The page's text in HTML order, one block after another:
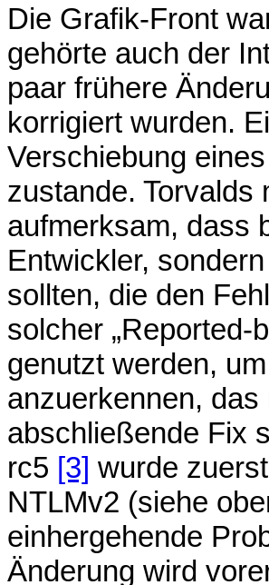
Die Grafik-Front
gehörte auch der
paar frühere
korrigiert wurden.
Verschiebung
zustande. Torvalds
aufmerksam, dass
Entwickler,
sollten, die den
solcher „Reported-
genutzt werden,
anzuerkennen,
abschließende Fix
rc5 [3] wurde
NTLMv2 (siehe
einhergehende
Änderung wird